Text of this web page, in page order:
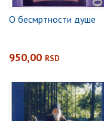
О бесмртности душе
950,00 RSD